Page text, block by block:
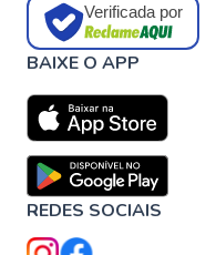
Verificada por
BAIXE O APP
REDES SOCIAIS